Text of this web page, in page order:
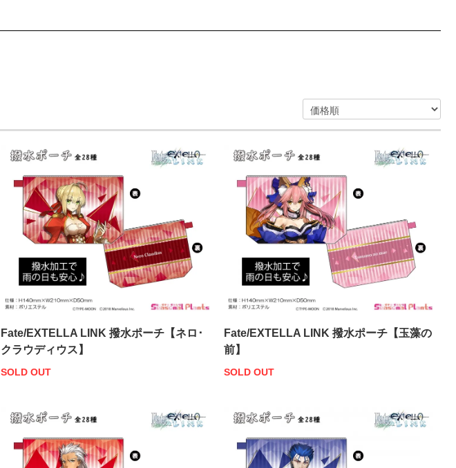
Fate/EXTELLA LINK 撥水ポーチ【ネロ･
クラウディウス】
SOLD OUT
Fate/EXTELLA LINK 撥水ポーチ【玉藻の
前】
SOLD OUT